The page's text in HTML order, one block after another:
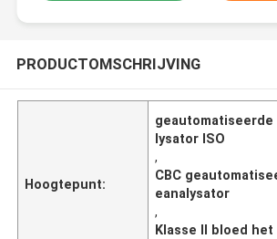
PRODUCTOMSCHRIJVING
Hoogtepunt:
geautomatiseerde
lysator ISO
,
CBC
eanalysator
,
Klasse II bloed